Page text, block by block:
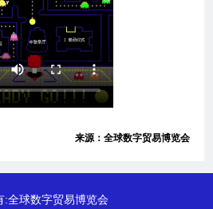
来源：全球数字贸易博览会
:全球数字贸易博览会